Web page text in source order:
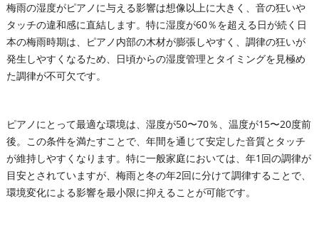
梅雨の湿度がピアノに与える影響は想像以上に大きく、音の狂いや
タッチの違和感に直結します。特に湿度が60％を超える日が続く日
本の梅雨時期は、ピアノ内部の木材が膨張しやすく、調律の狂いが
発生しやすくなるため、日頃からの湿度管理とタイミングを見極め
た調律が不可欠です。
ピアノにとって最適な環境は、湿度が50〜70％、温度が15〜20度前
後。この条件を満たすことで、年間を通じて安定した音質とタッチ
が維持しやすくなります。特に一般家庭においては、年1回の調律が
目安とされていますが、梅雨と冬の年2回に分けて調律することで、
環境変化による影響を最小限に抑えることが可能です。